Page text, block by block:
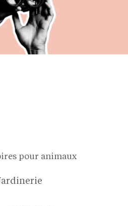
pour animaux